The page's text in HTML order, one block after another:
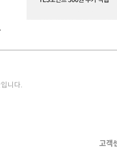
니다.
고객